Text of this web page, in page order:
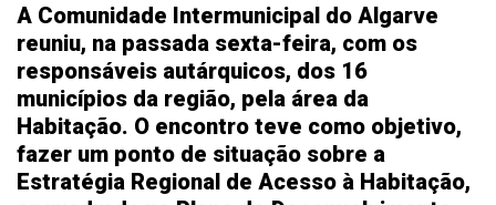
A Comunidade Intermunicipal do Algarve
reuniu, na passada sexta-feira, com os
responsáveis autárquicos, dos 16
municípios da região, pela área da
Habitação. O encontro teve como objetivo,
fazer um ponto de situação sobre a
Estratégia Regional de Acesso à Habitação,